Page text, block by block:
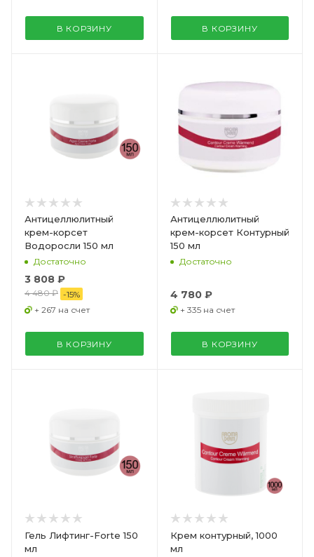
В КОРЗИНУ В КОРЗИНУ
Антицеллюлитный
крем-корсет
Водоросли 150 мл
Достаточно
3 808 ₽
4 480 ₽ -15%
+ 267 на счет
В КОРЗИНУ
Антицеллюлитный
крем-корсет Контурный
150 мл
Достаточно
4 780 ₽
+ 335 на счет
В КОРЗИНУ
Гель Лифтинг-Forte 150
мл
Крем контурный, 1000
мл